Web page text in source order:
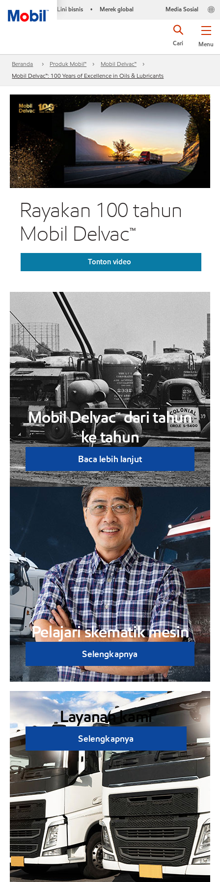
Lini bisnis • Merek global Media Sosial
Menu
Cari
Beranda Produk Mobil™
Mobil Delvac™
Mobil Delvac™: 100 Years of Excellence in Oils & Lubricants
Rayakan 100 tahun
Mobil Delvac™
Tonton video
Mobil Delvac™ dari tahun
ke tahun
Baca lebih lanjut
Pelajari skematik mesin
Selengkapnya
Layanan kami
Selengkapnya